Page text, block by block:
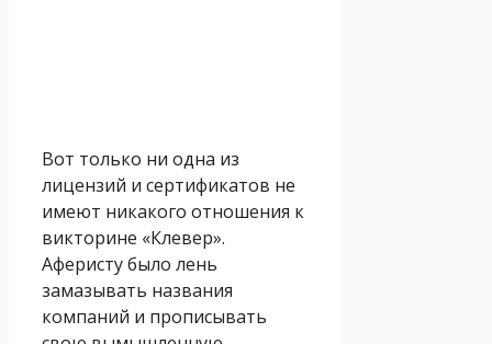
Вот только ни одна из
лицензий и сертификатов не
имеют никакого отношения к
викторине «Клевер».
Аферисту было лень
замазывать названия
компаний и прописывать